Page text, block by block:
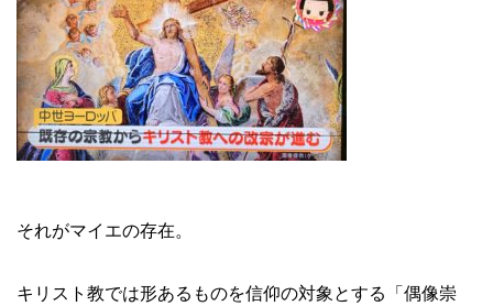
それがマイエの存在。
キリスト教では形あるものを信仰の対象とする「偶像崇